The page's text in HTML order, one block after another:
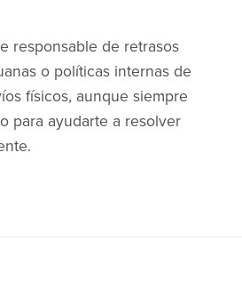
responsable de retrasos
o políticas internas de
físicos, aunque siempre
para ayudarte a resolver